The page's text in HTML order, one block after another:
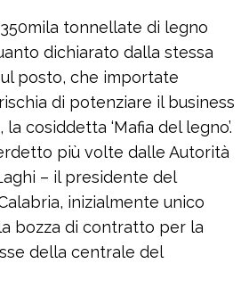
tonnellate di legno
dichiarato dalla stessa
posto, che importate
di potenziare il business
cosiddetta ‘Mafia del legno’.
più volte dalle Autorità
– il presidente del
inizialmente unico
bozza di contratto per la
della centrale del